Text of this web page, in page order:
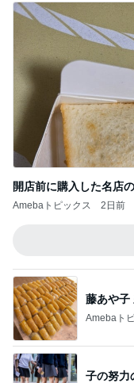
開店前に購入した名店
Amebaトピックス 2日前
藤あや子
Amebaト
子の努力